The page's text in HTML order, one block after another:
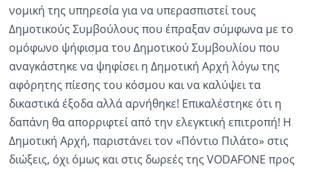
νομική της υπηρεσία για να υπερασπιστεί τους
Δημοτικούς Συμβούλους που έπραξαν σύμφωνα με το
ομόφωνο ψήφισμα του Δημοτικού Συμβουλίου που
αναγκάστηκε να ψηφίσει η Δημοτική Αρχή λόγω της
αφόρητης πίεσης του κόσμου και να καλύψει τα
δικαστικά έξοδα αλλά αρνήθηκε! Επικαλέστηκε ότι η
δαπάνη θα απορριφτεί από την ελεγκτική επιτροπή! Η
Δημοτική Αρχή, παριστάνει τον «Πόντιο Πιλάτο» στις
διώξεις, όχι όμως και στις δωρεές της VODAFONE προς